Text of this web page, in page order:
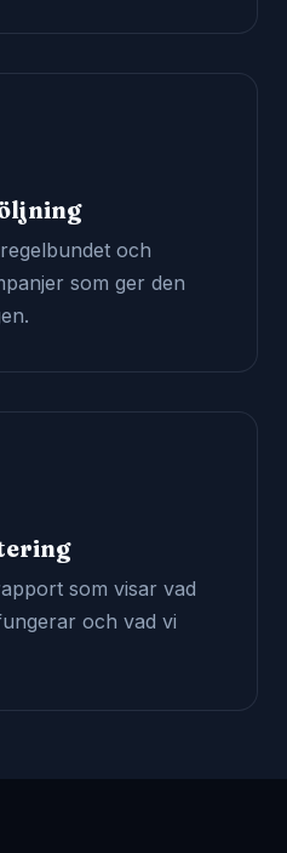
och
som ger den
som visar vad
och vad vi